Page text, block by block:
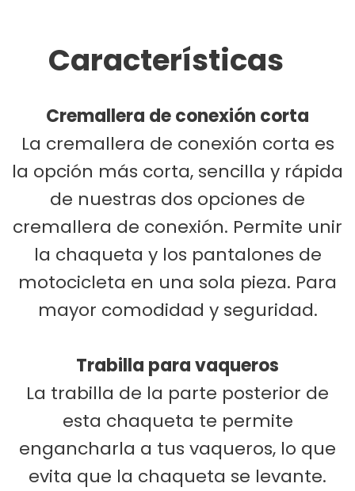
Características
Cremallera de conexión corta
La cremallera de conexión corta es
la opción más corta, sencilla y rápida
de nuestras dos opciones de
cremallera de conexión. Permite unir
la chaqueta y los pantalones de
motocicleta en una sola pieza. Para
mayor comodidad y seguridad.
Trabilla para vaqueros
La trabilla de la parte posterior de
esta chaqueta te permite
engancharla a tus vaqueros, lo que
evita que la chaqueta se levante.